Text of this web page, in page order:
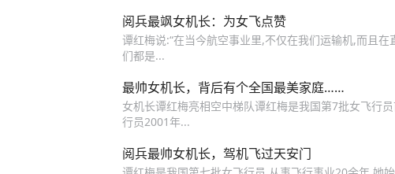
阅兵最飒女机长：为女飞点赞
谭红梅说:“在当今航空事业里,不仅在我们运输机,而且
们都是...
最帅女机长，背后有个全国最美家庭……
女机长谭红梅亮相空中梯队谭红梅是我国第7批女飞行
行员2001年...
阅兵最帅女机长，驾机飞过天安门